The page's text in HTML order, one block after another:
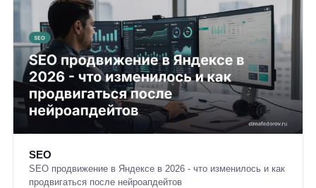
SEO
SEO продвижение в Яндексе в 2026 - что изменилось и как
продвигаться после нейроапдейтов